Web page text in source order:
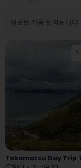
정보는 자동 번역됩니다.
1.